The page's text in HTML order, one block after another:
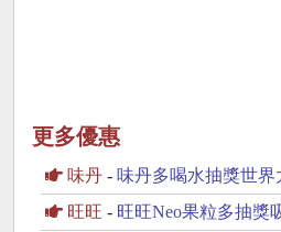
更多優惠
味丹 - 味丹多喝水抽獎世界太超
旺旺 - 旺旺Neo果粒多抽獎吸飲